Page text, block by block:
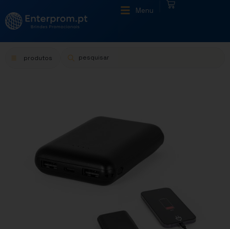
Menu
produtos